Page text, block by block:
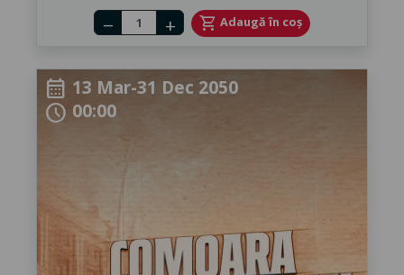
Number of tickets
remove add shopping_cart Adaugă în coș
calendar_month 13 Mar-31 Dec 2050
schedule 00:00